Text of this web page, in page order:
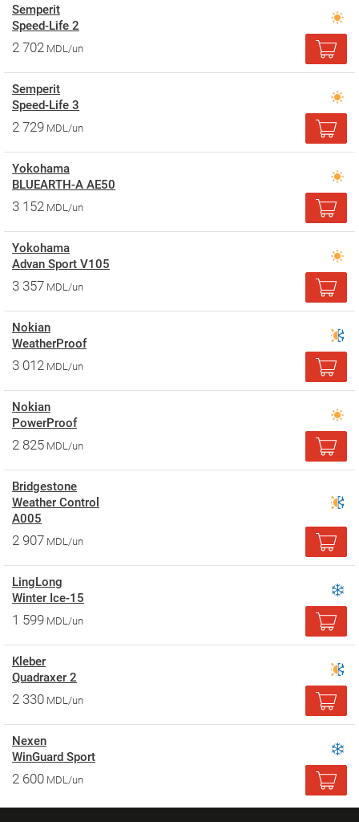
Semperit
Speed-Life 2
2 702 MDL/un
Semperit
Speed-Life 3
2 729 MDL/un
Yokohama
BLUEARTH-A AE50
3 152 MDL/un
Yokohama
Advan Sport V105
3 357 MDL/un
Nokian
WeatherProof
3 012 MDL/un
Nokian
PowerProof
2 825 MDL/un
Bridgestone
Weather Control
A005
2 907 MDL/un
LingLong
Winter Ice-15
1 599 MDL/un
Kleber
Quadraxer 2
2 330 MDL/un
Nexen
WinGuard Sport
2 600 MDL/un